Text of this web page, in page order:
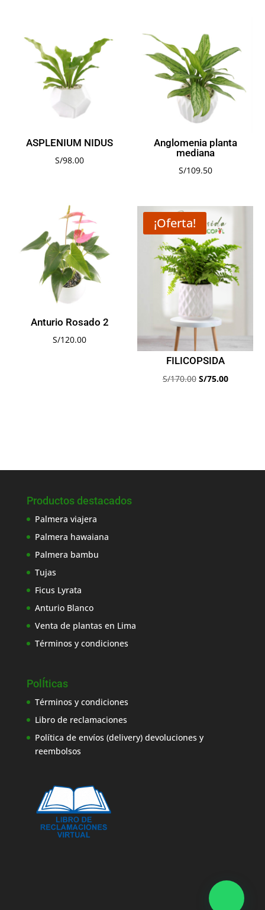
ASPLENIUM NIDUS
S/98.00
Anglomenia planta
mediana
S/109.50
Anturio Rosado 2
S/120.00
¡Oferta!
FILICOPSIDA
S/170.00 El
S/75.00El
Productos destacados
Palmera viajera
Palmera hawaiana
Palmera bambu
Tujas
Ficus Lyrata
Anturio Blanco
Venta de plantas en Lima
Términos y condiciones
PolÍticas
Términos y condiciones
Libro de reclamaciones
Política de envíos (delivery) devoluciones y
reembolsos